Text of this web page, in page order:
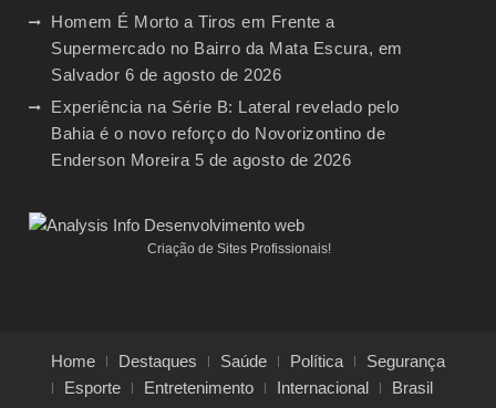
Homem É Morto a Tiros em Frente a
Supermercado no Bairro da Mata Escura, em
Salvador 6 de agosto de 2026
Experiência na Série B: Lateral revelado pelo
Bahia é o novo reforço do Novorizontino de
Enderson Moreira 5 de agosto de 2026
Criação de Sites Profissionais!
Home Destaques Saúde Política
Segurança
Esporte
Entretenimento Internacional
Brasil